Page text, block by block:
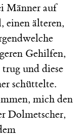
Männer auf
einen älteren,
Gehilfen,
und diese
schüttelte.
mich den
Dolmetscher,